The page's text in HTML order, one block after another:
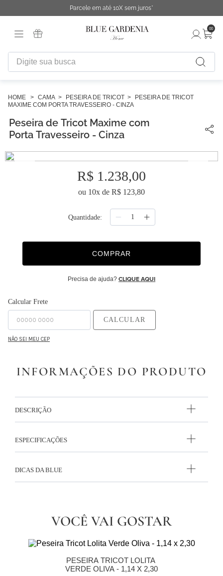
Parcele em até 10X sem juros*
00
Digite sua busca
CAMA PESEIRA DE TRICOT
PESEIRA DE TRICOT
MAXIME COM PORTA TRAVESSEIRO - CINZA
Peseira de Tricot Maxime com
Porta Travesseiro - Cinza
R$ 1.238,00
ou 10x de R$ 123,80
Quantidade
COMPRAR
Precisa de ajuda? CLIQUE AQUI
Calcular Frete
CALCULAR
NÃO SEI MEU CEP
INFORMAÇÕES DO PRODUTO
DESCRIÇÃO
ESPECIFICAÇÕES
DICAS DA BLUE
VOCÊ VAI GOSTAR
PESEIRA TRICOT LOLITA
VERDE OLIVA - 1,14 X 2,30
1º
fronha
3º
4º
chinelo
cobertor
8º
necessaire
10º capa duvet